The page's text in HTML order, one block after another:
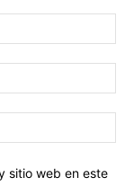
sitio web en este